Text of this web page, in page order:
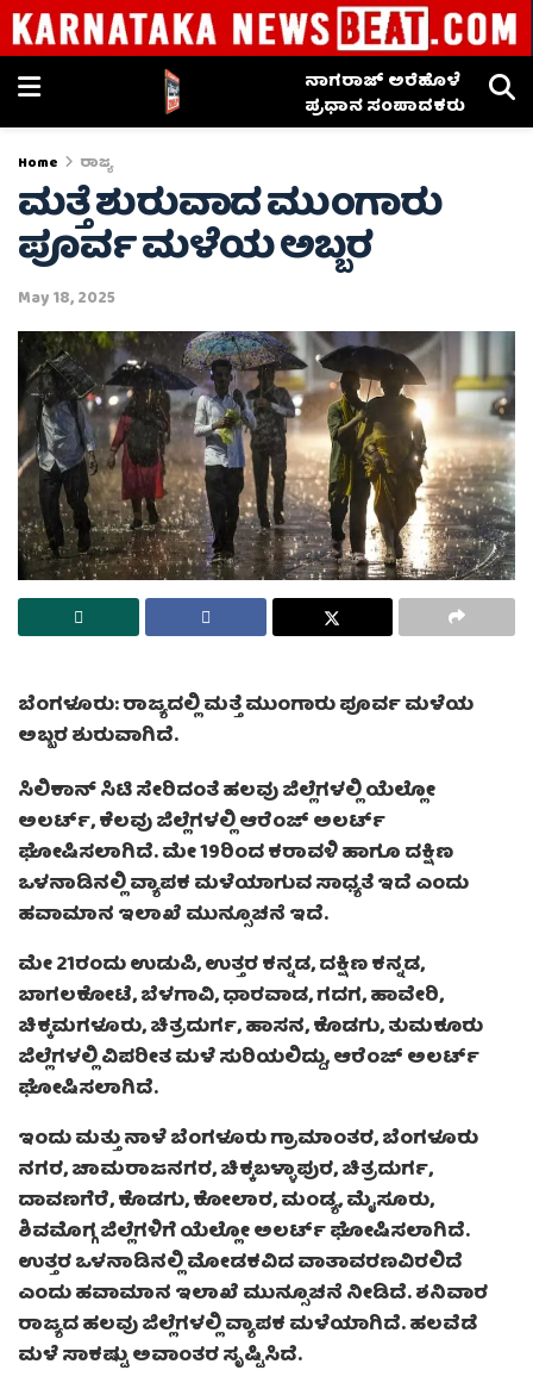
ನಾಗರಾಜ್ ಅರೆಹೊಳೆ
ಪ್ರಧಾನ ಸಂಪಾದಕರು
Home ರಾಜ್ಯ
ಮತ್ತೆ ಶುರುವಾದ ಮುಂಗಾರು
ಪೂರ್ವ ಮಳೆಯ ಅಬ್ಬರ
May 18, 2025
ಬೆಂಗಳೂರು: ರಾಜ್ಯದಲ್ಲಿ ಮತ್ತೆ ಮುಂಗಾರು ಪೂರ್ವ ಮಳೆಯ
ಅಬ್ಬರ ಶುರುವಾಗಿದೆ.
ಸಿಲಿಕಾನ್ ಸಿಟಿ ಸೇರಿದಂತೆ ಹಲವು ಜಿಲ್ಲೆಗಳಲ್ಲಿ ಯೆಲ್ಲೋ
ಅಲರ್ಟ್, ಕೆಲವು ಜಿಲ್ಲೆಗಳಲ್ಲಿ ಆರೆಂಜ್ ಅಲರ್ಟ್
ಘೋಷಿಸಲಾಗಿದೆ. ಮೇ 19ರಿಂದ ಕರಾವಳಿ ಹಾಗೂ ದಕ್ಷಿಣ
ಒಳನಾಡಿನಲ್ಲಿ ವ್ಯಾಪಕ ಮಳೆಯಾಗುವ ಸಾಧ್ಯತೆ ಇದೆ ಎಂದು
ಹವಾಮಾನ ಇಲಾಖೆ ಮುನ್ಸೂಚನೆ ಇದೆ.
ಮೇ 21ರಂದು ಉಡುಪಿ, ಉತ್ತರ ಕನ್ನಡ, ದಕ್ಷಿಣ ಕನ್ನಡ,
ಬಾಗಲಕೋಟೆ, ಬೆಳಗಾವಿ, ಧಾರವಾಡ, ಗದಗ, ಹಾವೇರಿ,
ಚಿಕ್ಕಮಗಳೂರು, ಚಿತ್ರದುರ್ಗ, ಹಾಸನ, ಕೊಡಗು, ತುಮಕೂರು
ಜಿಲ್ಲೆಗಳಲ್ಲಿ ವಿಪರೀತ ಮಳೆ ಸುರಿಯಲಿದ್ದು, ಆರೆಂಜ್ ಅಲರ್ಟ್
ಘೋಷಿಸಲಾಗಿದೆ.
ಇಂದು ಮತ್ತು ನಾಳೆ ಬೆಂಗಳೂರು ಗ್ರಾಮಾಂತರ, ಬೆಂಗಳೂರು
ನಗರ, ಚಾಮರಾಜನಗರ, ಚಿಕ್ಕಬಳ್ಳಾಪುರ, ಚಿತ್ರದುರ್ಗ,
ದಾವಣಗೆರೆ, ಕೊಡಗು, ಕೋಲಾರ, ಮಂಡ್ಯ, ಮೈಸೂರು,
ಶಿವಮೊಗ್ಗ ಜಿಲ್ಲೆಗಳಿಗೆ ಯೆಲ್ಲೋ ಅಲರ್ಟ್ ಘೋಷಿಸಲಾಗಿದೆ.
ಉತ್ತರ ಒಳನಾಡಿನಲ್ಲಿ ಮೋಡಕವಿದ ವಾತಾವರಣವಿರಲಿದೆ
ಎಂದು ಹವಾಮಾನ ಇಲಾಖೆ ಮುನ್ಸೂಚನೆ ನೀಡಿದೆ. ಶನಿವಾರ
ರಾಜ್ಯದ ಹಲವು ಜಿಲ್ಲೆಗಳಲ್ಲಿ ವ್ಯಾಪಕ ಮಳೆಯಾಗಿದೆ. ಹಲವೆಡೆ
ಮಳೆ ಸಾಕಷ್ಟು ಅವಾಂತರ ಸೃಷ್ಟಿಸಿದೆ.